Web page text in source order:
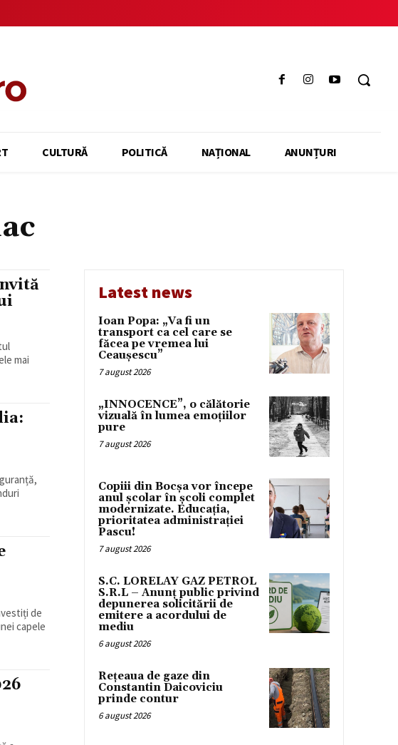
CULTURĂ POLITICĂ NAȚIONAL ANUNȚURI
mai
de
capele
Latest news
Ioan Popa: „Va fi un
transport ca cel care se
făcea pe vremea lui
Ceaușescu”
7 august 2026
„INNOCENCE”, o călătorie
vizuală în lumea emoțiilor
pure
7 august 2026
Copiii din Bocșa vor începe
anul școlar în școli complet
modernizate. Educația,
prioritatea administrației
Pascu!
7 august 2026
S.C. LORELAY GAZ PETROL
S.R.L – Anunț public privind
depunerea solicitării de
emitere a acordului de
mediu
6 august 2026
Rețeaua de gaze din
Constantin Daicoviciu
prinde contur
6 august 2026